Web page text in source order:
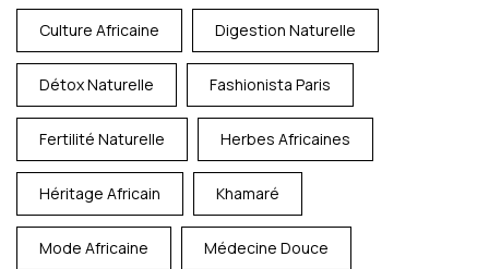
Culture Africaine Digestion Naturelle
Détox Naturelle Fashionista Paris
Fertilité Naturelle Herbes Africaines
Héritage Africain Khamaré
Mode Africaine Médecine Douce